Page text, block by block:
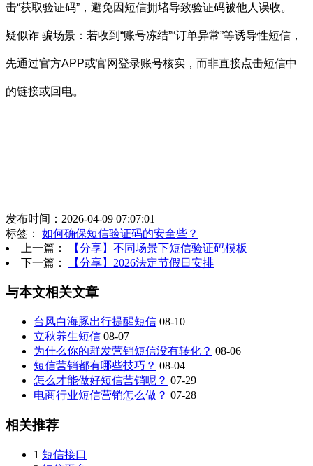
击“获取验证码”，避免因短信拥堵导致验证码被他人误收。
疑似诈 骗场景：若收到“账号冻结”“订单异常”等诱导性短信，
先通过官方APP或官网登录账号核实，而非直接点击短信中
的链接或回电。
发布时间：2026-04-09 07:07:01
标签： 如何确保短信验证码的安全些？
上一篇：
【分享】不同场景下短信验证码模板
下一篇：
【分享】2026法定节假日安排
与本文相关文章
台风白海豚出行提醒短信 08-10
立秋养生短信 08-07
为什么你的群发营销短信没有转化？ 08-06
短信营销都有哪些技巧？ 08-04
怎么才能做好短信营销呢？ 07-29
电商行业短信营销怎么做？ 07-28
相关推荐
1 短信接口